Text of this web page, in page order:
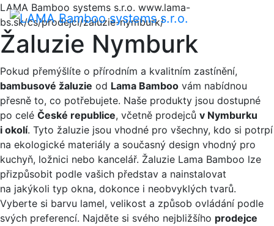
LAMA Bamboo systems s.r.o. www.lama-
bs.sk/cs/prodejci/zaluzie-nymburk/
Žaluzie Nymburk
Pokud přemýšlíte o přírodním a kvalitním zastínění,
bambusové žaluzie od Lama Bamboo vám nabídnou
přesně to, co potřebujete. Naše produkty jsou dostupné
po celé České republice, včetně prodejců v Nymburku
i okolí. Tyto žaluzie jsou vhodné pro všechny, kdo si potrpí
na ekologické materiály a současný design vhodný pro
kuchyň, ložnici nebo kancelář. Žaluzie Lama Bamboo lze
přizpůsobit podle vašich představ a nainstalovat
na jakýkoli typ okna, dokonce i neobvyklých tvarů.
Vyberte si barvu lamel, velikost a způsob ovládání podle
svých preferencí. Najděte si svého nejbližšího prodejce